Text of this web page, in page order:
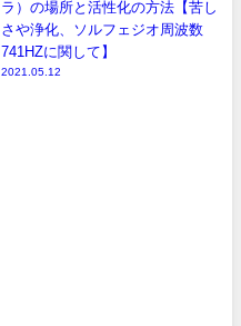
ラ）の場所と活性化の方法【苦し
さや浄化、ソルフェジオ周波数
741HZに関して】
2021.05.12